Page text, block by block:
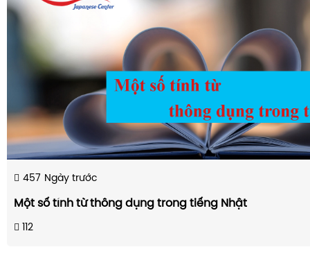
457 Ngày trước
Một số tính từ thông dụng trong tiếng Nhật
112